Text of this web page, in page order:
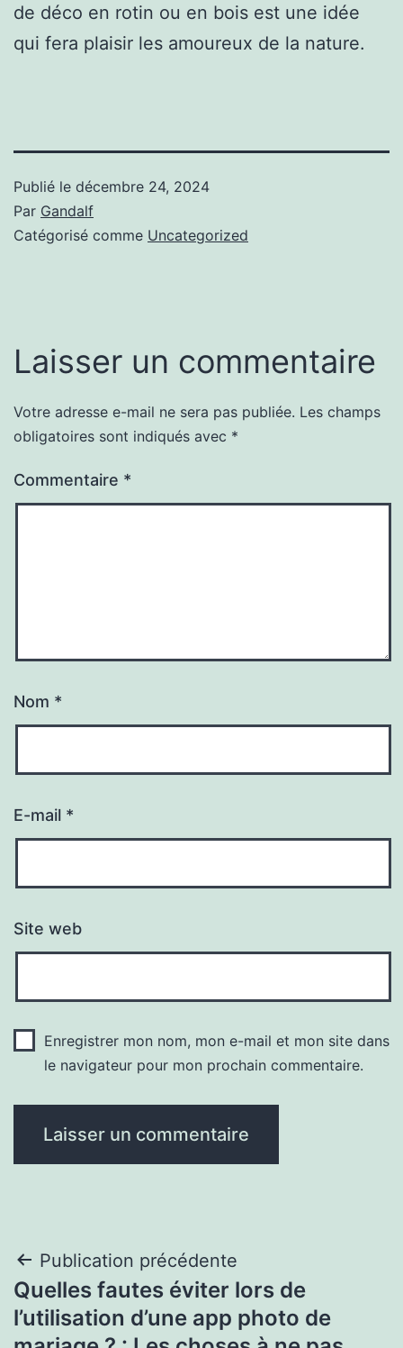
de déco en rotin ou en bois est une idée
qui fera plaisir les amoureux de la nature.
Publié le décembre 24, 2024
Par Gandalf
Catégorisé comme Uncategorized
Laisser un commentaire
Votre adresse e-mail ne sera pas publiée. Les champs
obligatoires sont indiqués avec *
Commentaire *
Nom *
E-mail *
Site web
Enregistrer mon nom, mon e-mail et mon site dans
le navigateur pour mon prochain commentaire.
Navigation
de
Publication précédente
Quelles fautes éviter lors de
l’utilisation d’une app photo de